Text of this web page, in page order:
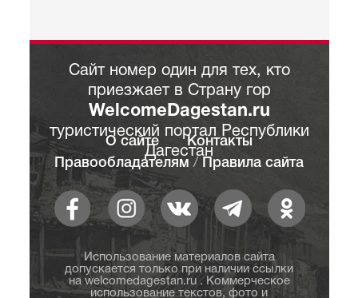
Сайт номер один для тех, кто
приезжает в Страну гор
WelcomeDagestan.ru
туристический портал Республики
Дагестан
О сайте
Контакты
Правообладателям / Правила сайта
Использование материалов сайта
допускается только при наличии ссылки
на welcomedagestan.ru . Коммерческое
использование текстов, фото и